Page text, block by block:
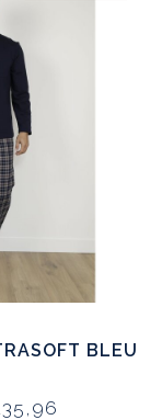
BLEU